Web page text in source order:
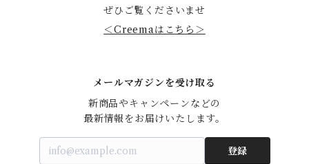
ぜひご覧くださいませ
＜Creemaはこちら＞
メールマガジンを受け取る
新商品やキャンペーンなどの
最新情報をお届けいたします。
登録